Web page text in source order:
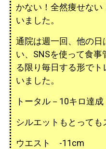
かない！全然痩せない
いました。
通院は週一回、他の
い、SNSを使って食事
る限り毎日する形で
いました。
トータル－10キロ達成
シルエットもとっても
ウエスト -11cm